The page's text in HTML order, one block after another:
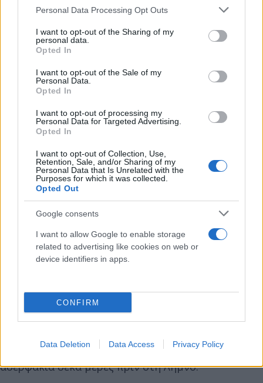
Please note that this website/app uses one or more Google
not limited to your visit or usage behaviour. You may click to
grant or deny consent to Google and its third-party tags to
use your data for below specified purposes in below Google
consent section.
Personal Data Processing Opt Outs
I want to opt-out of the Sharing of my
personal data.
Opted In
I want to opt-out of the Sale of my
Personal Data.
Opted In
I want to opt-out of processing my
Personal Data for Targeted Advertising.
Opted In
I want to opt-out of Collection, Use,
Retention, Sale, and/or Sharing of my
Personal Data that Is Unrelated with the
Purposes for which it was collected.
Opted Out
Google consents
I want to allow Google to enable storage
related to advertising like cookies on web or
device identifiers in apps.
CONFIRM
Data Deletion Data Access Privacy Policy
Και όλα αυτά μέχρι να βρεθεί μια ξεφούσκωτη
μπάλα στα χέρια του: «Ναι βρήκα μια μικρή μπάλα,
μια παιδική μπάλα τη δεύτερη μέρα ήταν μόνο
λίγες ώρες μετά την ανατολή».
«Βρήκα τη μπάλα μέσα στη θάλασσα και
κολύμπησα προς το μέρος της και την κρατούσα με
απογοητευτικό» περιγράφει.
για την ίδια μπάλα που είχαν χάσει δύο μικρά
αδερφάκια δέκα μέρες πριν στη Λήμνο.